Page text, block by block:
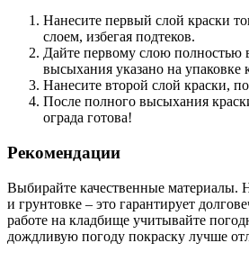
Нанесите первый слой краски
слоем, избегая подтеков.
Дайте первому слою полностью
высыхания указано на упаковке
Нанесите второй слой краски,
После полного высыхания
ограда готова!
Рекомендации
Выбирайте качественные материалы.
и грунтовке – это гарантирует
работе на кладбище учитывайте
дождливую погоду покраску лучше